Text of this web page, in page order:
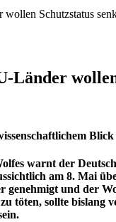
Schutzstatus
Länder
Blick
warnt der
am 8. Mai
genehmigt und der
töten, sollte bislang